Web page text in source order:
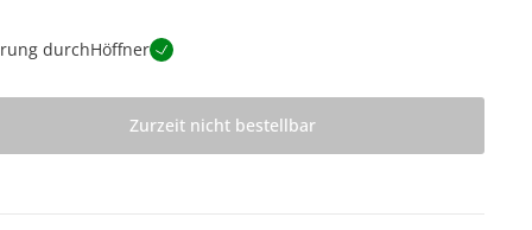
durchHöffner
Zurzeit nicht bestellbar